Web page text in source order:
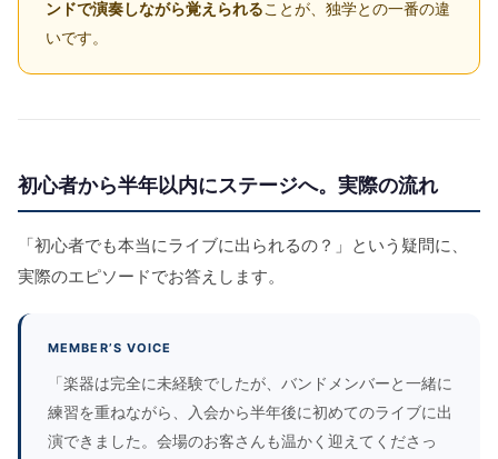
ンドで演奏しながら覚えられることが、独学との一番の違
いです。
初心者から半年以内にステージへ。実際の流れ
「初心者でも本当にライブに出られるの？」という疑問に、
実際のエピソードでお答えします。
MEMBER’S VOICE
「楽器は完全に未経験でしたが、バンドメンバーと一緒に
練習を重ねながら、入会から半年後に初めてのライブに出
演できました。会場のお客さんも温かく迎えてくださっ